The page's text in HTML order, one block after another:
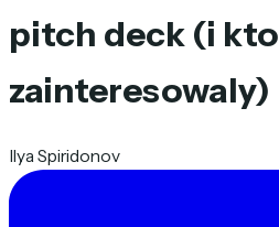
pitch deck (i
zainteresowaly)
Ilya Spiridonov